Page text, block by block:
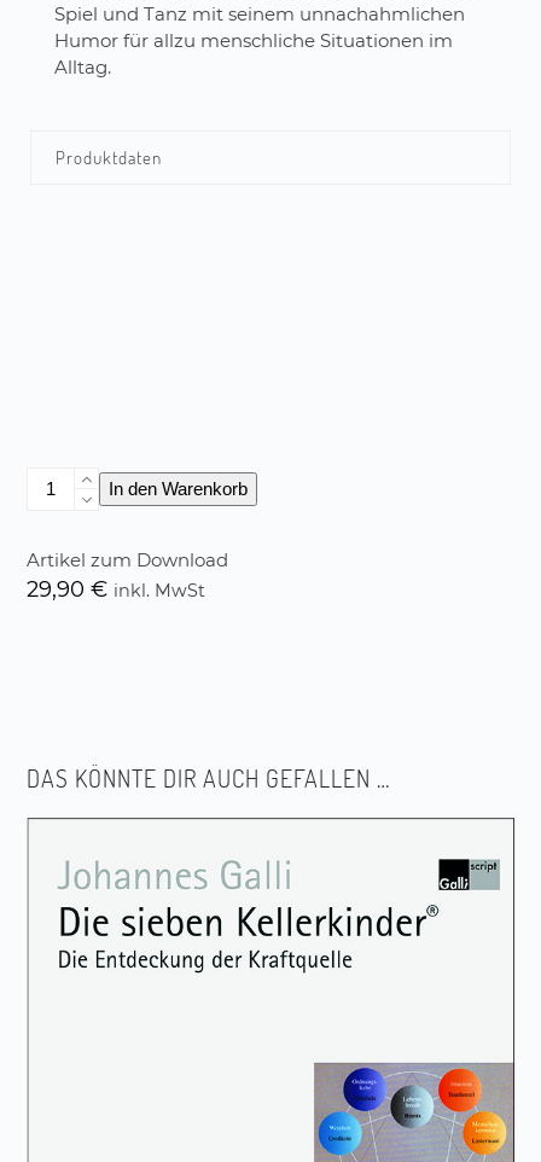
Spiel und Tanz mit seinem unnachahmlichen
Humor für allzu menschliche Situationen im
Alltag.
Produktdaten
Die
sieben
Menge
In den Warenkorb
Artikel zum Download
29,90€ inkl. MwSt
DAS KÖNNTE DIR AUCH GEFALLEN …